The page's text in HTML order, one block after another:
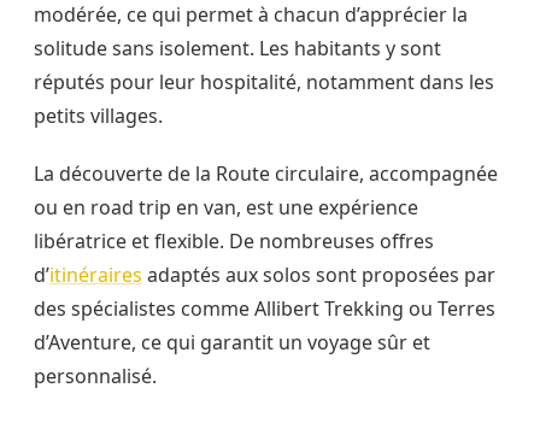
modérée, ce qui permet à chacun d’apprécier la
solitude sans isolement. Les habitants y sont
réputés pour leur hospitalité, notamment dans les
petits villages.
La découverte de la Route circulaire, accompagnée
ou en road trip en van, est une expérience
libératrice et flexible. De nombreuses offres
d’itinéraires adaptés aux solos sont proposées par
des spécialistes comme Allibert Trekking ou Terres
d’Aventure, ce qui garantit un voyage sûr et
personnalisé.